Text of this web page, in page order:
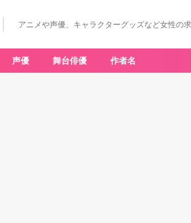
アニメや声優、キャラクターグッズなど女性の
声優 舞台俳優 作者名